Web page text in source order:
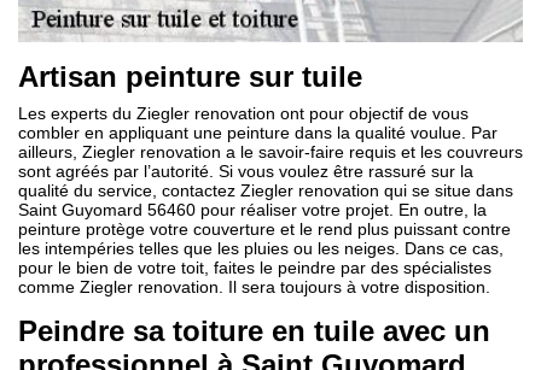
Artisan peinture sur tuile
Les experts du Ziegler renovation ont pour objectif de vous
combler en appliquant une peinture dans la qualité voulue. Par
ailleurs, Ziegler renovation a le savoir-faire requis et les couvreurs
sont agréés par l’autorité. Si vous voulez être rassuré sur la
qualité du service, contactez Ziegler renovation qui se situe dans
Saint Guyomard 56460 pour réaliser votre projet. En outre, la
peinture protège votre couverture et le rend plus puissant contre
les intempéries telles que les pluies ou les neiges. Dans ce cas,
pour le bien de votre toit, faites le peindre par des spécialistes
comme Ziegler renovation. Il sera toujours à votre disposition.
Peindre sa toiture en tuile avec un